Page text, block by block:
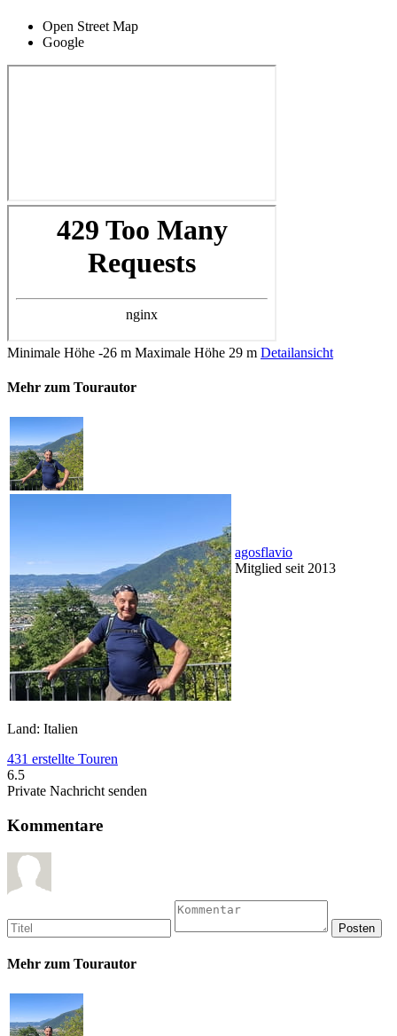
Open Street Map
Google
Minimale Höhe -26 m Maximale Höhe 29 m Detailansicht
Mehr zum Tourautor
agosflavio
Mitglied seit 2013
Land: Italien
431 erstellte Touren
6.5
Private Nachricht senden
Kommentare
Mehr zum Tourautor